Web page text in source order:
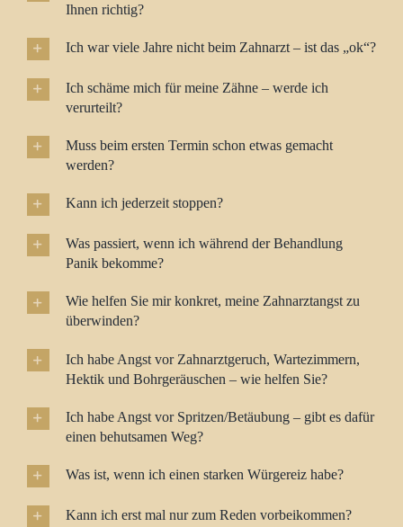
Ihnen richtig?
Ich war viele Jahre nicht beim Zahnarzt – ist das „ok“?
Ich schäme mich für meine Zähne – werde ich
verurteilt?
Muss beim ersten Termin schon etwas gemacht
werden?
Kann ich jederzeit stoppen?
Was passiert, wenn ich während der Behandlung
Panik bekomme?
Wie helfen Sie mir konkret, meine Zahnarztangst zu
überwinden?
Ich habe Angst vor Zahnarztgeruch, Wartezimmern,
Hektik und Bohrgeräuschen – wie helfen Sie?
Ich habe Angst vor Spritzen/Betäubung – gibt es dafür
einen behutsamen Weg?
Was ist, wenn ich einen starken Würgereiz habe?
Kann ich erst mal nur zum Reden vorbeikommen?